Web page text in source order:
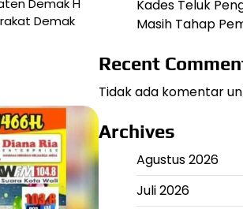
Demak
Kades Teluk
Masih Tahap
Recent
Tidak ada komentar
Archives
Agustus 2026
Juli 2026